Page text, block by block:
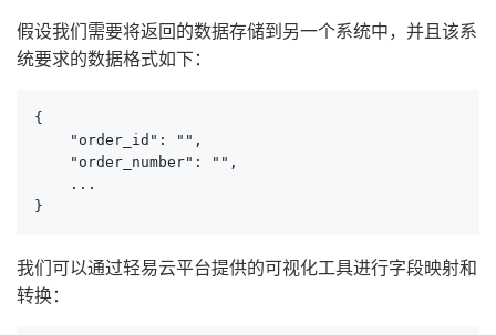
假设我们需要将返回的数据存储到另一个系统中，并且该系
统要求的数据格式如下：
{
    "order_id": "",
    "order_number": "",
    ...
}
我们可以通过轻易云平台提供的可视化工具进行字段映射和
转换：